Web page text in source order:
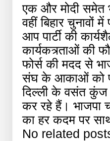
एक और मोदी समेत
वहीं बिहार चुनावों
आप पार्टी की
कार्यकत्र्ताओं की
फोर्स की मदद से
संघ के आकाओं को
दिल्ली के वसंत कुंज
कर रहे हैं। भाजपा
का हर कदम पर
No related